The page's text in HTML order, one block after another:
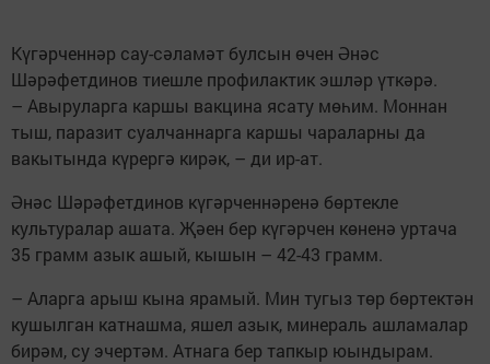
Күгәрченнәр сау-сәламәт булсын өчен Әнәс
Шәрәфетдинов тиешле профилактик эшләр үткәрә.
– Авыруларга каршы вакцина ясату мөһим. Моннан
тыш, паразит суалчаннарга каршы чараларны да
вакытында күрергә кирәк, – ди ир-ат.
Әнәс Шәрәфетдинов күгәрченнәренә бөртекле
культуралар ашата. Җәен бер күгәрчен көненә уртача
35 грамм азык ашый, кышын – 42-43 грамм.
– Аларга арыш кына ярамый. Мин тугыз төр бөртектән
кушылган катнашма, яшел азык, минераль ашламалар
бирәм, су эчертәм. Атнага бер тапкыр юындырам.